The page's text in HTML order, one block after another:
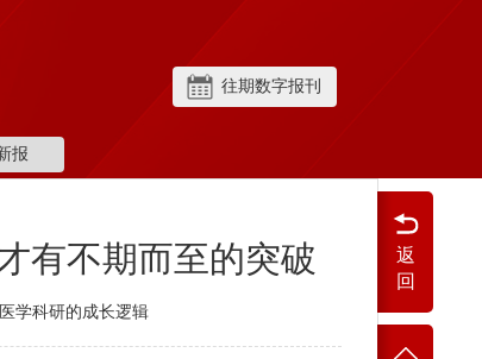
往期数字报刊
返
回
报
有不期而至的突破
学科研的成长逻辑